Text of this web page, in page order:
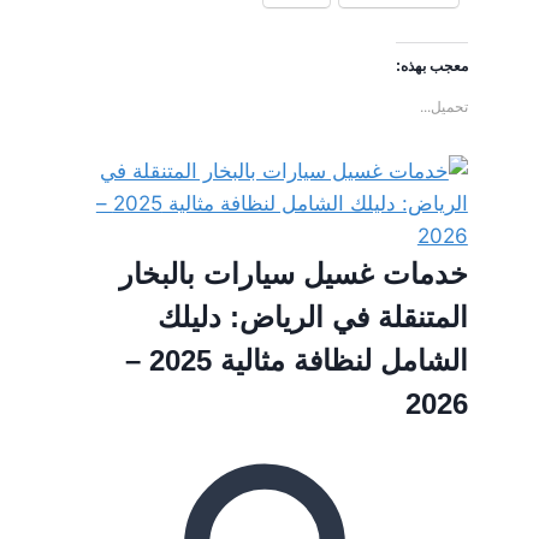
معجب بهذه:
تحميل...
خدمات غسيل سيارات بالبخار
المتنقلة في الرياض: دليلك
الشامل لنظافة مثالية 2025 –
2026